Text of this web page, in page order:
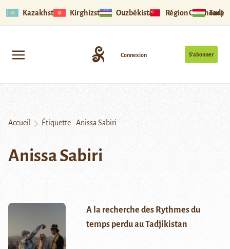
Kazakhstan Kirghizstan Ouzbékistan Région Ouïghoure
S’abonner
Connexion
Accueil Étiquette : Anissa Sabiri
Anissa Sabiri
A la recherche des Rythmes du
temps perdu au Tadjikistan